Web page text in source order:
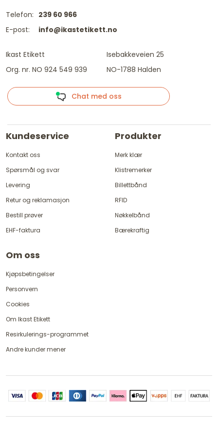
Telefon:
E-post:
239 60 966
info@ikastetikett.no
Ikast Etikett
Org. nr. NO 924 549 939
Isebakkeveien 25
NO-1788 Halden
Chat med oss
Kundeservice
Kontakt oss
Spørsmål og svar
Levering
Retur og reklamasjon
Bestill prøver
EHF-faktura
Produkter
Merk klær
Klistremerker
Billettbånd
RFID
Nøkkelbånd
Bærekraftig
Om oss
Kjøpsbetingelser
Personvern
Cookies
Om Ikast Etikett
Resirkulerings-programmet
Andre kunder mener